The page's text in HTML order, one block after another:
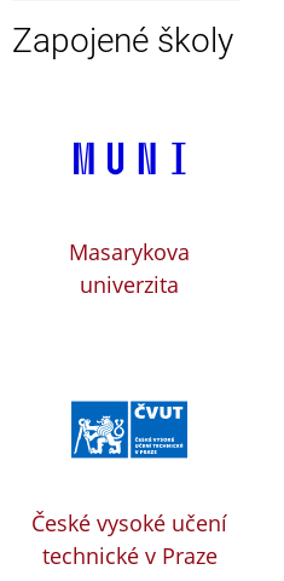
Zapojené školy
Masarykova
univerzita
České vysoké učení
technické v Praze